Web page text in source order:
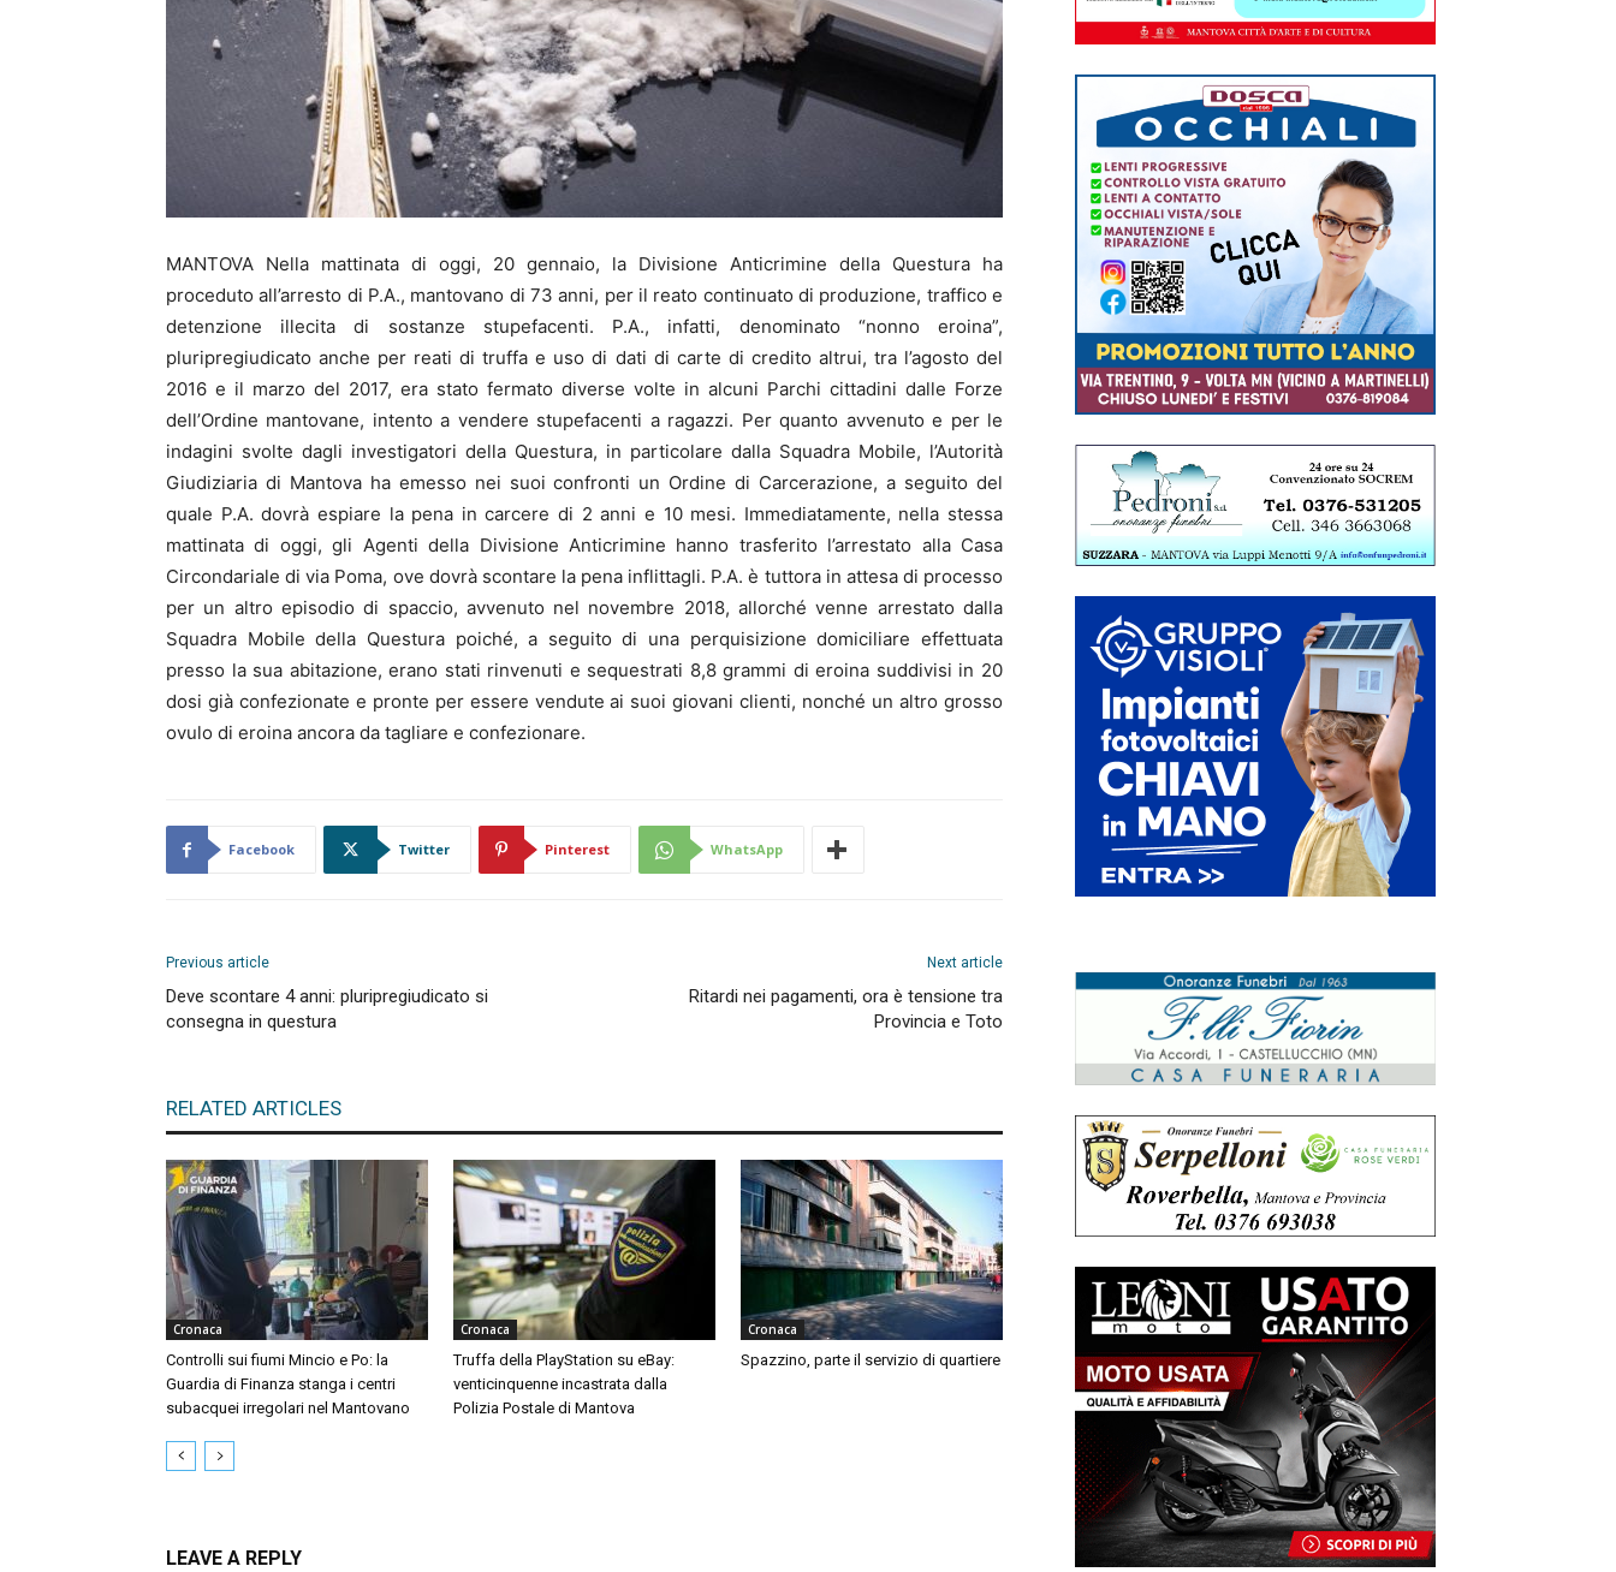
MANTOVA Nella mattinata di oggi, 20 gennaio, la Divisione Anticrimine della Questura ha
proceduto all’arresto di P.A., mantovano di 73 anni, per il reato continuato di produzione, traffico e
detenzione illecita di sostanze stupefacenti. P.A., infatti, denominato “nonno eroina”,
pluripregiudicato anche per reati di truffa e uso di dati di carte di credito altrui, tra l’agosto del
2016 e il marzo del 2017, era stato fermato diverse volte in alcuni Parchi cittadini dalle Forze
dell’Ordine mantovane, intento a vendere stupefacenti a ragazzi. Per quanto avvenuto e per le
indagini svolte dagli investigatori della Questura, in particolare dalla Squadra Mobile, l’Autorità
Giudiziaria di Mantova ha emesso nei suoi confronti un Ordine di Carcerazione, a seguito del
quale P.A. dovrà espiare la pena in carcere di 2 anni e 10 mesi. Immediatamente, nella stessa
mattinata di oggi, gli Agenti della Divisione Anticrimine hanno trasferito l’arrestato alla Casa
Circondariale di via Poma, ove dovrà scontare la pena inflittagli. P.A. è tuttora in attesa di processo
per un altro episodio di spaccio, avvenuto nel novembre 2018, allorché venne arrestato dalla
Squadra Mobile della Questura poiché, a seguito di una perquisizione domiciliare effettuata
presso la sua abitazione, erano stati rinvenuti e sequestrati 8,8 grammi di eroina suddivisi in 20
dosi già confezionate e pronte per essere vendute ai suoi giovani clienti, nonché un altro grosso
ovulo di eroina ancora da tagliare e confezionare.
Facebook Twitter Pinterest WhatsApp
Previous article
Deve scontare 4 anni: pluripregiudicato si
consegna in questura
Next article
Ritardi nei pagamenti, ora è tensione tra
Provincia e Toto
RELATED ARTICLES
Cronaca
Controlli sui fiumi Mincio e Po: la
Guardia di Finanza stanga i centri
subacquei irregolari nel Mantovano
Cronaca
Truffa della PlayStation su eBay:
venticinquenne incastrata dalla
Polizia Postale di Mantova
Cronaca
Spazzino, parte il servizio di quartiere
LEAVE A REPLY